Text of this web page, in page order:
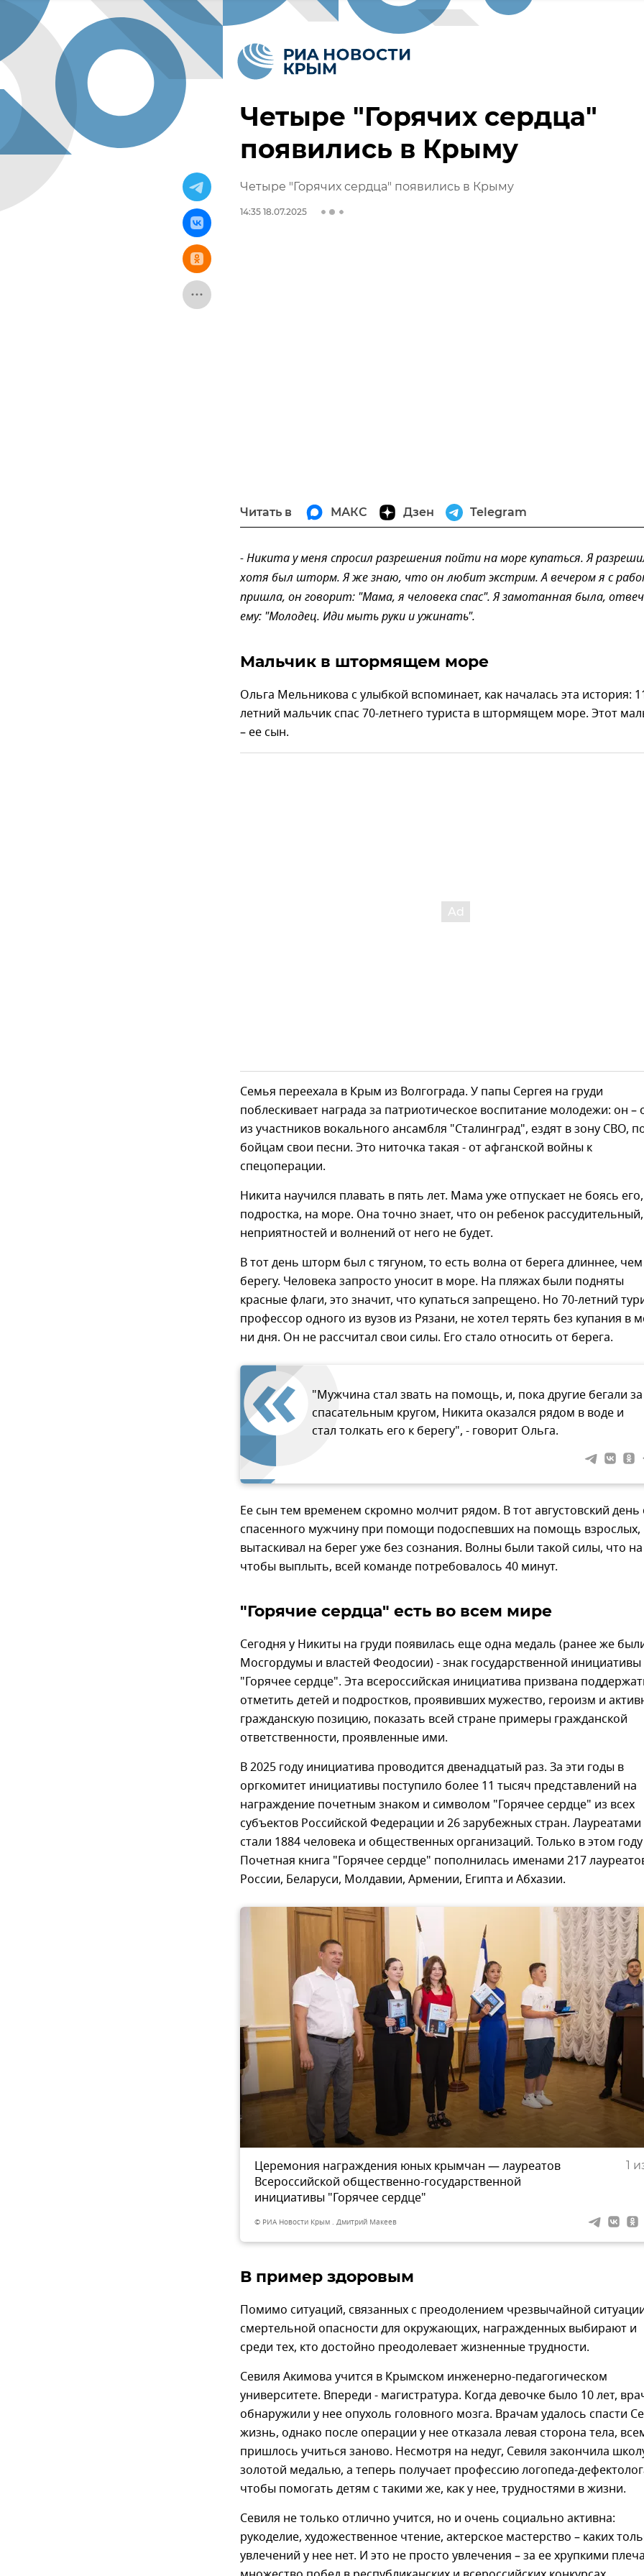
Четыре "Горячих сердца"
появились в Крыму
Четыре "Горячих сердца" появились в Крыму
14:35 18.07.2025
Читать в МАКС Дзен Telegram
- Никита у меня спросил разрешения пойти на море купаться. Я
хотя был шторм. Я же знаю, что он любит экстрим. А вечером я с
пришла, он говорит: "Мама, я человека спас". Я замотанная была,
ему: "Молодец. Иди мыть руки и ужинать".
Мальчик в штормящем море
Ольга Мельникова с улыбкой вспоминает, как началась эта история:
летний мальчик спас 70-летнего туриста в штормящем море. Этот
– ее сын.
Семья переехала в Крым из Волгограда. У папы Сергея на груди
поблескивает награда за патриотическое воспитание молодежи: он –
из участников вокального ансамбля "Сталинград", ездят в зону СВО,
бойцам свои песни. Это ниточка такая - от афганской войны к
спецоперации.
Никита научился плавать в пять лет. Мама уже отпускает не боясь его,
подростка, на море. Она точно знает, что он ребенок рассудительный,
неприятностей и волнений от него не будет.
В тот день шторм был с тягуном, то есть волна от берега длиннее,
берегу. Человека запросто уносит в море. На пляжах были подняты
красные флаги, это значит, что купаться запрещено. Но 70-летний
профессор одного из вузов из Рязани, не хотел терять без купания в
ни дня. Он не рассчитал свои силы. Его стало относить от берега.
"Мужчина стал звать на помощь, и, пока другие бегали за
спасательным кругом, Никита оказался рядом в воде и
стал толкать его к берегу", - говорит Ольга.
Ее сын тем временем скромно молчит рядом. В тот августовский день
спасенного мужчину при помощи подоспевших на помощь взрослых,
вытаскивал на берег уже без сознания. Волны были такой силы, что на
чтобы выплыть, всей команде потребовалось 40 минут.
"Горячие сердца" есть во всем мире
Сегодня у Никиты на груди появилась еще одна медаль (ранее же
Мосгордумы и властей Феодосии) - знак государственной инициативы
"Горячее сердце". Эта всероссийская инициатива призвана
отметить детей и подростков, проявивших мужество, героизм и
гражданскую позицию, показать всей стране примеры гражданской
ответственности, проявленные ими.
В 2025 году инициатива проводится двенадцатый раз. За эти годы в
оргкомитет инициативы поступило более 11 тысяч представлений на
награждение почетным знаком и символом "Горячее сердце" из всех
субъектов Российской Федерации и 26 зарубежных стран. Лауреатами
стали 1884 человека и общественных организаций. Только в этом году
Почетная книга "Горячее сердце" пополнилась именами 217
России, Беларуси, Молдавии, Армении, Египта и Абхазии.
1
Церемония награждения юных крымчан — лауреатов
Всероссийской общественно-государственной
инициативы "Горячее сердце"
© РИА Новости Крым . Дмитрий Макеев
В пример здоровым
Помимо ситуаций, связанных с преодолением чрезвычайной
смертельной опасности для окружающих, награжденных выбирают и
среди тех, кто достойно преодолевает жизненные трудности.
Севиля Акимова учится в Крымском инженерно-педагогическом
университете. Впереди - магистратура. Когда девочке было 10 лет,
обнаружили у нее опухоль головного мозга. Врачам удалось спасти
жизнь, однако после операции у нее отказала левая сторона тела,
пришлось учиться заново. Несмотря на недуг, Севиля закончила
золотой медалью, а теперь получает профессию логопеда-
чтобы помогать детям с такими же, как у нее, трудностями в жизни.
Севиля не только отлично учится, но и очень социально активна:
рукоделие, художественное чтение, актерское мастерство – каких
увлечений у нее нет. И это не просто увлечения – за ее хрупкими